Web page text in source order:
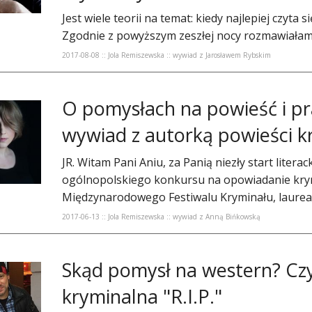
Jest wiele teorii na temat: kiedy najlepiej czyta
Zgodnie z powyższym zeszłej nocy
2017-08-08 :: Jola Remiszewska :: wywiad z Jarosławem Rybskim
O pomysłach na powieść i
wywiad z autorką powieści
JR. Witam Pani Aniu, za Panią niezły start
ogólnopolskiego konkursu na opowiadanie
Międzynarodowego Festiwalu Kryminału,
2017-06-13 :: Jola Remiszewska :: wywiad z Anną Bińkowską
Skąd pomysł na western?
kryminalna "R.I.P."